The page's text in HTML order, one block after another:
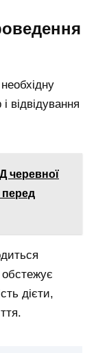
відвідування
черевної
перед
дієти,